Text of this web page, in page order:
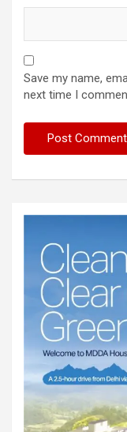
Save my name,
next time I